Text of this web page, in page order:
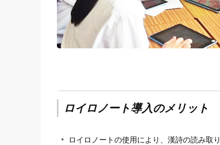
ロイロノート導入のメリット
ロイロノートの使用により、漢詩の読み取